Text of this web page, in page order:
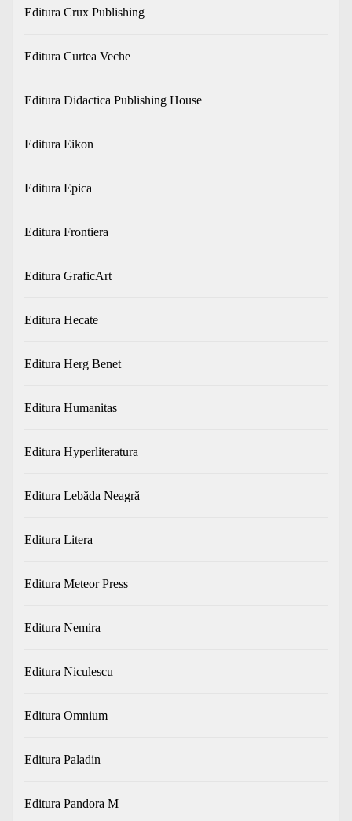
Editura Crux Publishing
Editura Curtea Veche
Editura Didactica Publishing House
Editura Eikon
Editura Epica
Editura Frontiera
Editura GraficArt
Editura Hecate
Editura Herg Benet
Editura Humanitas
Editura Hyperliteratura
Editura Lebăda Neagră
Editura Litera
Editura Meteor Press
Editura Nemira
Editura Niculescu
Editura Omnium
Editura Paladin
Editura Pandora M